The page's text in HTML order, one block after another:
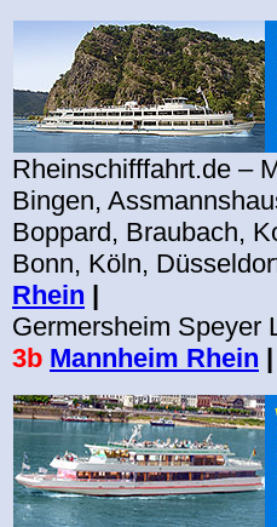
Rheinschifffahrt.de –
Bingen,
Boppard, Braubach,
Bonn, Köln,
Rhein |
Germersheim Speyer
3b Mannheim Rhein |